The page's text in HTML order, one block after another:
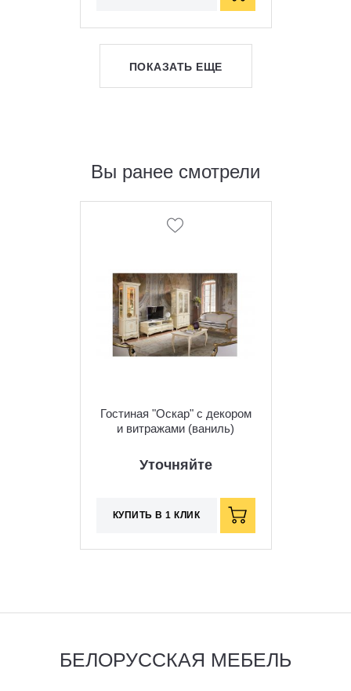
ПОКАЗАТЬ ЕЩЕ
Вы ранее смотрели
Гостиная "Оскар" с декором
и витражами (ваниль)
Уточняйте
КУПИТЬ В 1 КЛИК
БЕЛОРУССКАЯ МЕБЕЛЬ